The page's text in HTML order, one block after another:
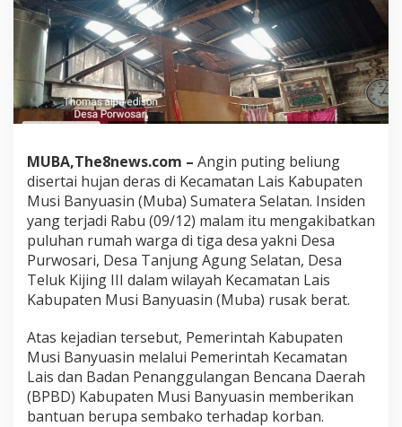
MUBA,The8news.com – Angin puting beliung
disertai hujan deras di Kecamatan Lais Kabupaten
Musi Banyuasin (Muba) Sumatera Selatan. Insiden
yang terjadi Rabu (09/12) malam itu mengakibatkan
puluhan rumah warga di tiga desa yakni Desa
Purwosari, Desa Tanjung Agung Selatan, Desa
Teluk Kijing III dalam wilayah Kecamatan Lais
Kabupaten Musi Banyuasin (Muba) rusak berat.
Atas kejadian tersebut, Pemerintah Kabupaten
Musi Banyuasin melalui Pemerintah Kecamatan
Lais dan Badan Penanggulangan Bencana Daerah
(BPBD) Kabupaten Musi Banyuasin memberikan
bantuan berupa sembako terhadap korban.